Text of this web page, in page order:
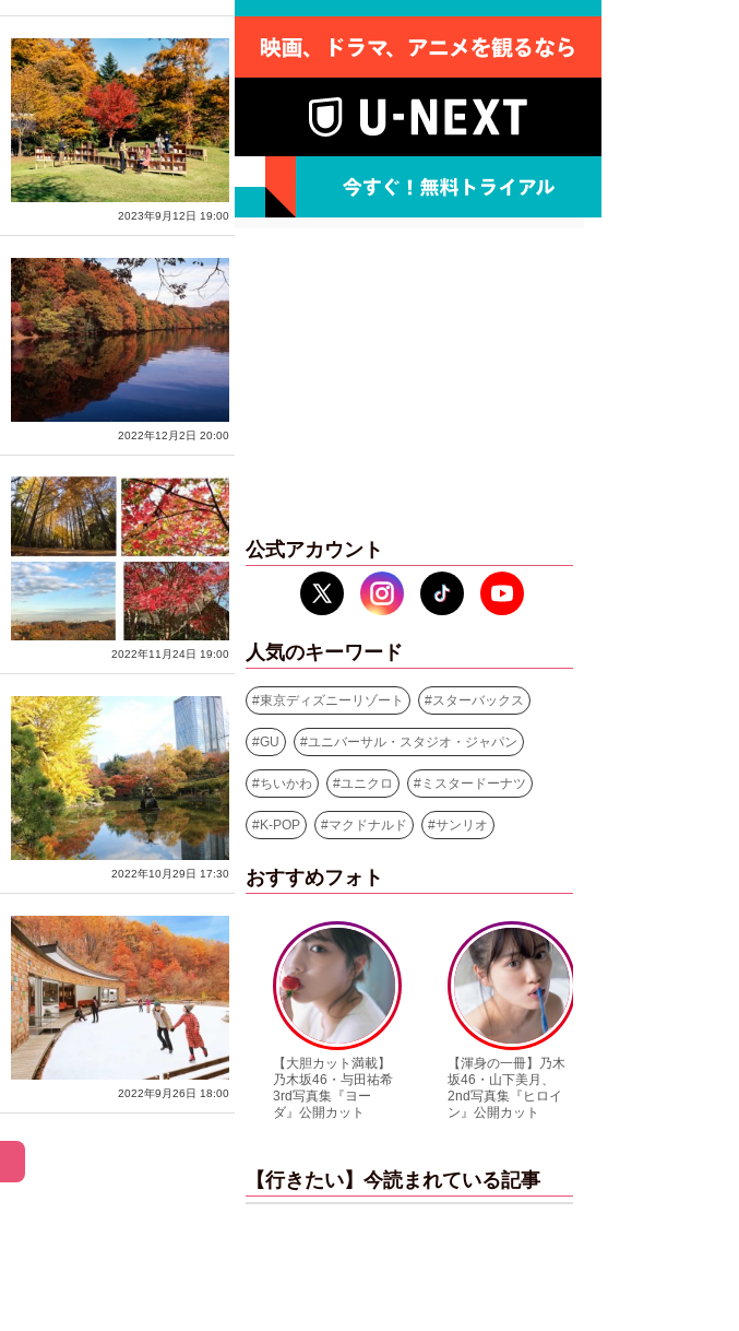
2023年9月12日 19:00
2022年12月2日 20:00
2022年11月24日 19:00
2022年10月29日 17:30
2022年9月26日 18:00
公式アカウント
人気のキーワード
#東京ディズニーリゾート #スターバックス
#GU #ユニバーサル・スタジオ・ジャパン
#ちいかわ #ユニクロ # ミスタードーナツ
#K-POP #マクドナルド #サンリオ
おすすめフォト
ピンクの衣装がステ
キ！ 「ME:I」MIU＆
KEIKO撮り下ろしイ
ンタビューフォト
【大胆カット満載】
乃木坂46・与田祐希
3rd写真集『ヨー
ダ』公開カット
【渾身の一冊】乃木
坂46・山下美月、
2nd写真集『ヒロイ
ン』公開カット
【超貴重】デビュー
前の初々しい姿が見
られる「ILLIT」のセ
ルカ独占公開
【行きたい】今読まれている記事